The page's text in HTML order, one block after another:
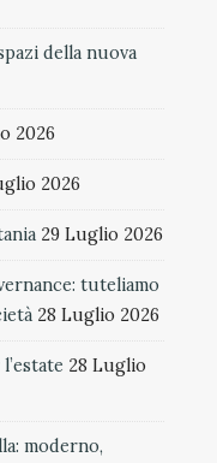
della nuova
2026
2026
29 Luglio 2026
tuteliamo
28 Luglio 2026
28 Luglio
moderno,